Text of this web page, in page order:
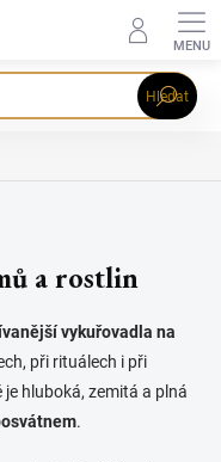
Hledat
a rostlin
vykuřovadla na
při rituálech i při
hluboká, zemitá a plná
.